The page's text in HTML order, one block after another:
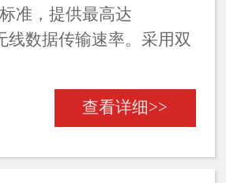
准，提供最高达
线数据传输速率。采用双
查看详细>>